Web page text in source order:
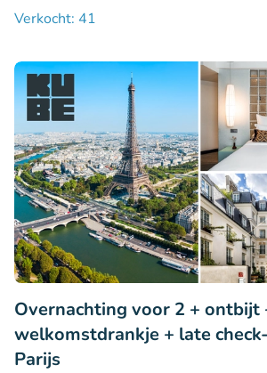
Verkocht: 41
Overnachting voor 2 + ontbijt
welkomstdrankje + late
Parijs